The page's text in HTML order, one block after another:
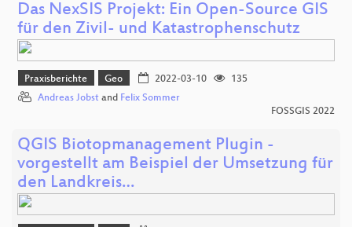
Das NexSIS Projekt: Ein Open-Source GIS
für den Zivil- und Katastrophenschutz
Praxisberichte Geo 2022-03-10
135
Andreas Jobst and Felix Sommer
FOSSGIS 2022
QGIS Biotopmanagement Plugin -
vorgestellt am Beispiel der Umsetzung für
den Landkreis…